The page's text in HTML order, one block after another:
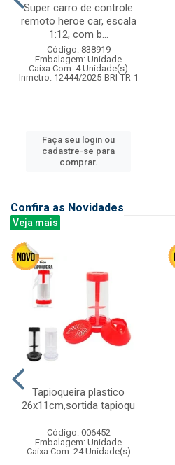
Super carro de controle
remoto heroe car, escala
1:12, com b...
Código: 838919
Embalagem: Unidade
Caixa Com: 4 Unidade(s)
Inmetro: 12444/2025-BRI-TR-1
Faça seu login ou
cadastre-se para
comprar.
Confira as Novidades
Veja mais
Tapioqueira plastico
26x11cm,sortida tapioqu
Código: 006452
Embalagem: Unidade
Caixa Com: 24 Unidade(s)